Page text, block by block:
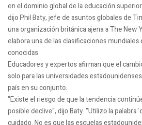
en el dominio global de la educación
dijo Phil Baty, jefe de asuntos globales de
una organización británica ajena a The New
elabora una de las clasificaciones
conocidas.
Educadores y expertos afirman que el
solo para las universidades
país en su conjunto.
"Existe el riesgo de que la tendencia
posible declive", dijo Baty. "Utilizo la palabra
cuidado. No es que las escuelas